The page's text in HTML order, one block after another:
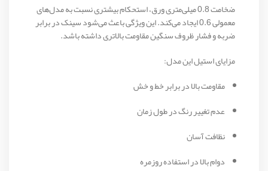
ضخامت 0.8 میلی‌متری ورق، استحکام بیشتری نسبت به مدل‌های
معمولی 0.6 ایجاد می‌کند. این ویژگی باعث می‌شود سینک در برابر
ضربه و فشار ظروف سنگین مقاومت بالاتری داشته باشد.
مزایای استیل این مدل:
مقاومت بالا در برابر خط و خش
عدم تغییر رنگ در طول زمان
نظافت آسان
دوام بالا در استفاده روزمره